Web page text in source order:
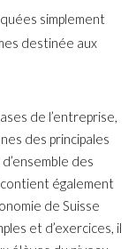
simplement
destinée aux
de l’entreprise,
des principales
des
également
de Suisse
et d’exercices, il